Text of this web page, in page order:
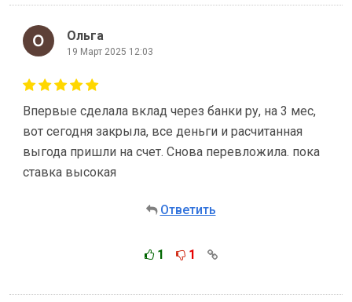
Ольга
19 Март 2025 12:03
Впервые сделала вклад через банки ру, на 3 мес,
вот сегодня закрыла, все деньги и расчитанная
выгода пришли на счет. Снова перевложила. пока
ставка высокая
Ответить
1 1